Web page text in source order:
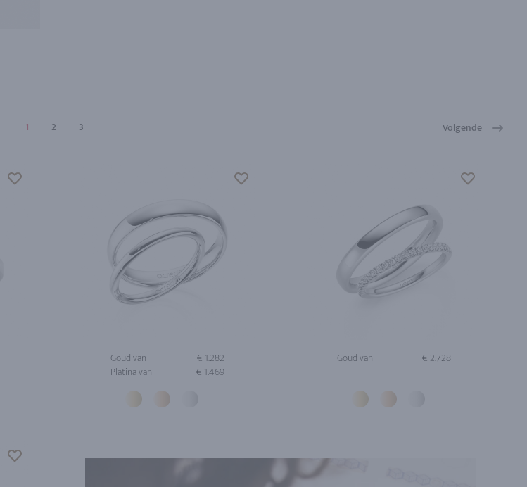
1 2 3 Volgende
Goud van
€ 1.282
Platina van
€ 1.469
Goud van € 2.728